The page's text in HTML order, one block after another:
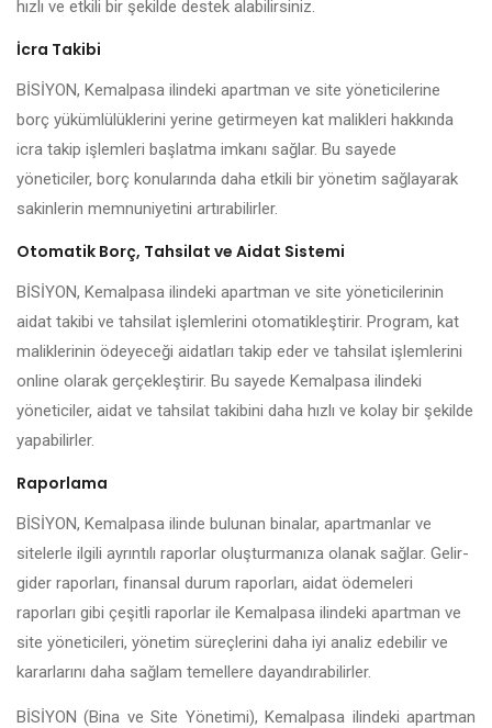
hızlı ve etkili bir şekilde destek alabilirsiniz.
İcra Takibi
BİSİYON, Kemalpasa ilindeki apartman ve site yöneticilerine
borç yükümlülüklerini yerine getirmeyen kat malikleri hakkında
icra takip işlemleri başlatma imkanı sağlar. Bu sayede
yöneticiler, borç konularında daha etkili bir yönetim sağlayarak
sakinlerin memnuniyetini artırabilirler.
Otomatik Borç, Tahsilat ve Aidat Sistemi
BİSİYON, Kemalpasa ilindeki apartman ve site yöneticilerinin
aidat takibi ve tahsilat işlemlerini otomatikleştirir. Program, kat
maliklerinin ödeyeceği aidatları takip eder ve tahsilat işlemlerini
online olarak gerçekleştirir. Bu sayede Kemalpasa ilindeki
yöneticiler, aidat ve tahsilat takibini daha hızlı ve kolay bir şekilde
yapabilirler.
Raporlama
BİSİYON, Kemalpasa ilinde bulunan binalar, apartmanlar ve
sitelerle ilgili ayrıntılı raporlar oluşturmanıza olanak sağlar. Gelir-
gider raporları, finansal durum raporları, aidat ödemeleri
raporları gibi çeşitli raporlar ile Kemalpasa ilindeki apartman ve
site yöneticileri, yönetim süreçlerini daha iyi analiz edebilir ve
kararlarını daha sağlam temellere dayandırabilirler.
BİSİYON (Bina ve Site Yönetimi), Kemalpasa ilindeki apartman